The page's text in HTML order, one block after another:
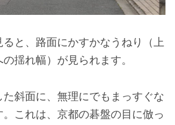
と、路面にかすかなうねり（上
揺れ幅）が見られます。
斜面に、無理にでもまっすぐな
これは、京都の碁盤の目に倣っ